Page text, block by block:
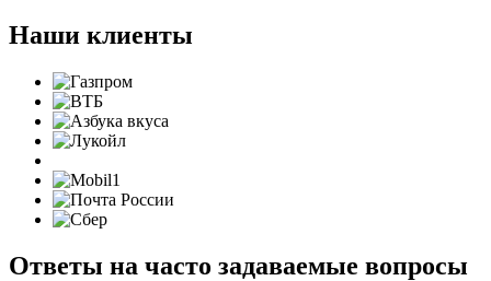
Наши клиенты
Ответы на часто задаваемые вопросы